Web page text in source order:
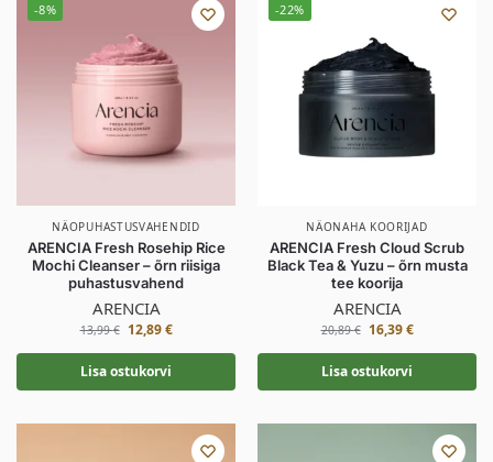
-8%
NÄOPUHASTUSVAHENDID
ARENCIA Fresh Rosehip Rice
Mochi Cleanser – õrn riisiga
puhastusvahend
ARENCIA
13,99€ 12,89€
Lisa ostukorvi
-22%
NÄONAHA KOORIJAD
ARENCIA Fresh Cloud Scrub
Black Tea & Yuzu – õrn musta
tee koorija
ARENCIA
20,89€ 16,39€
Lisa ostukorvi